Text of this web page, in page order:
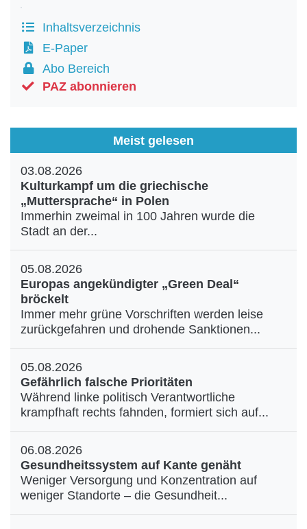
Inhaltsverzeichnis
E-Paper
Abo Bereich
PAZ abonnieren
Meist gelesen
03.08.2026
Kulturkampf um die griechische
„Muttersprache“ in Polen
Immerhin zweimal in 100 Jahren wurde die
Stadt an der...
05.08.2026
Europas angekündigter „Green Deal“
bröckelt
Immer mehr grüne Vorschriften werden leise
zurückgefahren und drohende Sanktionen...
05.08.2026
Gefährlich falsche Prioritäten
Während linke politisch Verantwortliche
krampfhaft rechts fahnden, formiert sich auf...
06.08.2026
Gesundheitssystem auf Kante genäht
Weniger Versorgung und Konzentration auf
weniger Standorte – die Gesundheit...